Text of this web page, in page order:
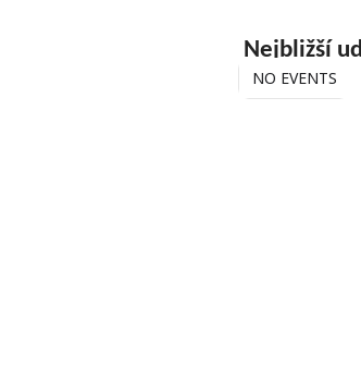
Nejbližší
NO EVENTS